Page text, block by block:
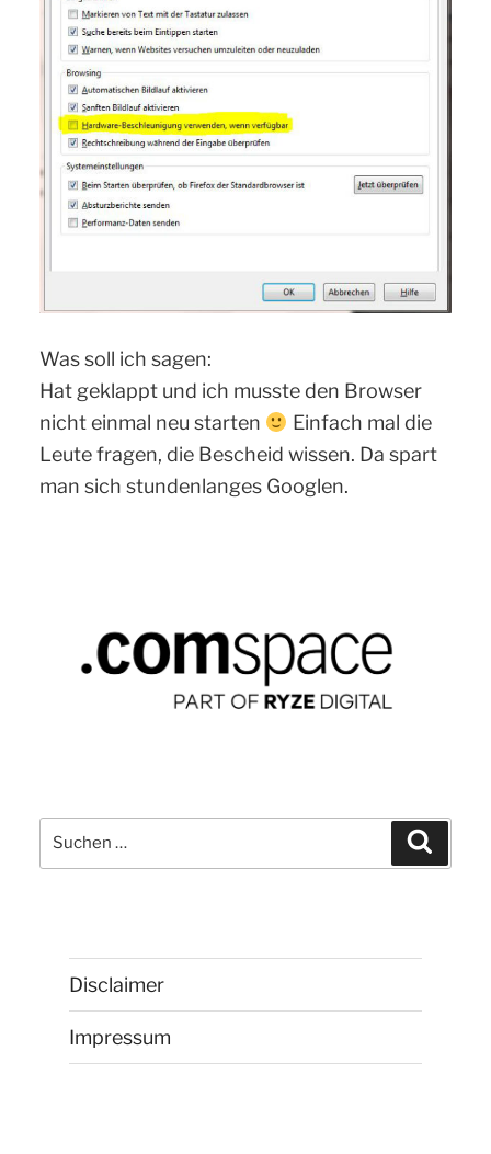
Was soll ich sagen:
Hat geklappt und ich musste den Browser
nicht einmal neu starten
Einfach mal die
Leute fragen, die Bescheid wissen. Da spart
man sich stundenlanges Googlen.
Suchen
nach:
Disclaimer
Impressum